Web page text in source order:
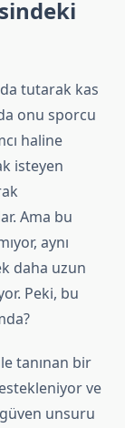
tutarak kas
onu sporcu
haline
isteyen
Ama bu
aynı
daha uzun
Peki, bu
tanınan bir
ve
unsuru